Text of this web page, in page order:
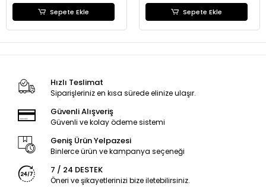
Sepete Ekle Sepete Ekle
Hızlı Teslimat
Siparişleriniz en kısa sürede elinize ulaşır.
Güvenli Alışveriş
Güvenli ve kolay ödeme sistemi
Geniş Ürün Yelpazesi
Binlerce ürün ve kampanya seçeneği
7 / 24 DESTEK
Öneri ve şikayetlerinizi bize iletebilirsiniz.